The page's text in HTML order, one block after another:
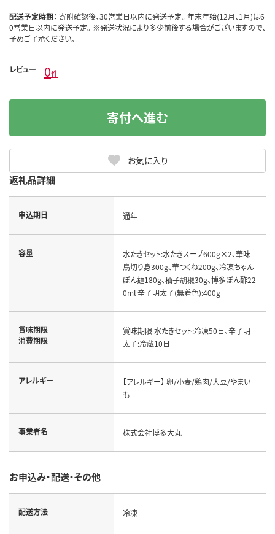
配送予定時期： 寄附確認後、30営業日以内に発送予定。 年末年始(12月、1月)は6
0営業日以内に発送予定。 ※発送状況により多少前後する場合がございますので、
予めご了承ください。
レビュー 0件
お気に入り
寄付へ進む
返礼品詳細
申込期日 通年
容量
水たきセット:水たきスープ600g×2、華味
鳥切り身300g、華つくね200g、冷凍ちゃん
ぽん麺180g、柚子胡椒30g、博多ぽん酢22
0ml 辛子明太子(無着色):400g
賞味期限
消費期限
賞味期限 水たきセット:冷凍50日、辛子明
太子:冷蔵10日
アレルギー
【アレルギー】 卵/小麦/鶏肉/大豆/やまい
も
事業者名 株式会社博多大丸
お申込み・配送・その他
配送方法 冷凍